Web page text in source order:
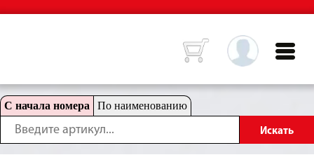
С начала номера По наименованию